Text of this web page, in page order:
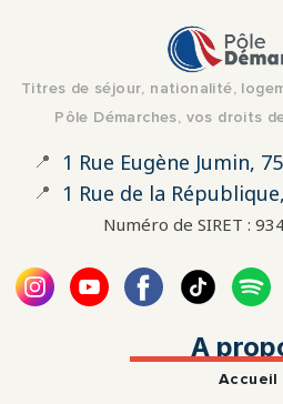
Titres de séjour, nationalité,
Pôle Démarches, vos droits
📍 1 Rue Eugène Jumin,
📍 1 Rue de la
Numéro de SIRET :
A
Accueil